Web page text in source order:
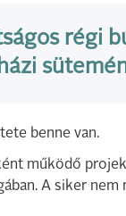
régi
benne van.
működő
A siker